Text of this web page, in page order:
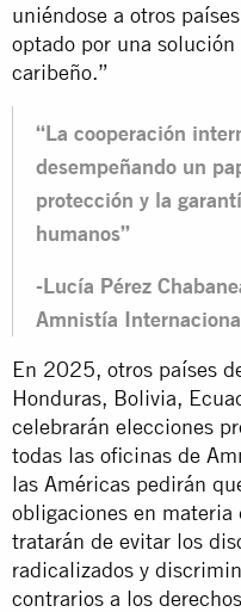
uniéndose a otros
optado por una
caribeño.”
“La cooperación
desempeñando un
protección y la
humanos”
-Lucía Pérez
Amnistía
En 2025, otros países
Honduras, Bolivia,
celebrarán elecciones
todas las oficinas de
las Américas pedirán
obligaciones en materia
tratarán de evitar los
radicalizados y
contrarios a los